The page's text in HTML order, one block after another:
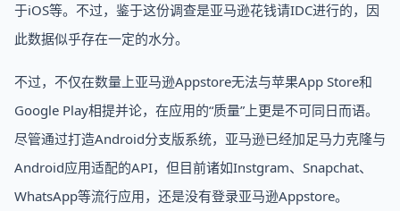
于iOS等。不过，鉴于这份调查是亚马逊花钱请IDC进行的，因
此数据似乎存在一定的水分。
不过，不仅在数量上亚马逊Appstore无法与苹果App Store和
Google Play相提并论，在应用的“质量”上更是不可同日而语。
尽管通过打造Android分支版系统，亚马逊已经加足马力克隆与
Android应用适配的API，但目前诸如Instgram、Snapchat、
WhatsApp等流行应用，还是没有登录亚马逊Appstore。